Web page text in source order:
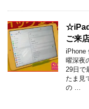
☆iPad
ご来
iPhone
曜深夜
29日で
たま見
の …